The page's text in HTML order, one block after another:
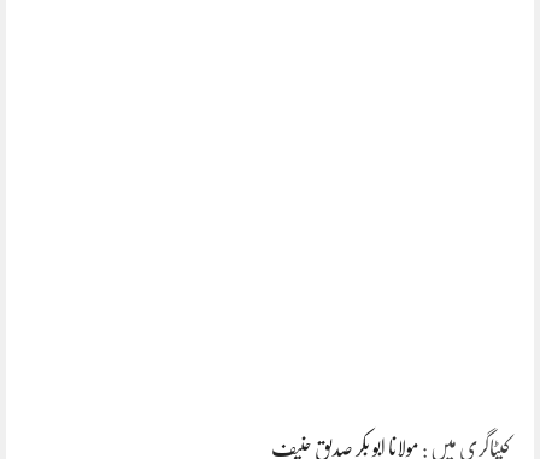
کیٹاگری میں : مولانا ابو بکر صدیق حنیف